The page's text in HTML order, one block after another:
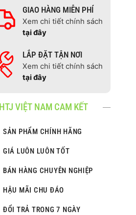
GIAO HÀNG MIỄN PHÍ
Xem chi tiết chính sách
tại đây
LẮP ĐẶT TẬN NƠI
Xem chi tiết chính sách
tại đây
HTJ VIỆT NAM CAM KẾT
SẢN PHẨM CHÍNH HÃNG
GIÁ LUÔN LUÔN TỐT
BÁN HÀNG CHUYÊN NGHIỆP
HẬU MÃI CHU ĐÁO
ĐỔI TRẢ TRONG 7 NGÀY